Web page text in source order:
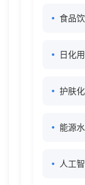
食品
日化
护肤
能源
人工